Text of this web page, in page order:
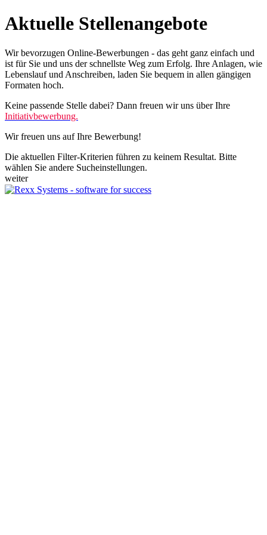
Aktuelle Stellenangebote
Wir bevorzugen Online-Bewerbungen - das geht ganz einfach und
ist für Sie und uns der schnellste Weg zum Erfolg. Ihre Anlagen, wie
Lebenslauf und Anschreiben, laden Sie bequem in allen gängigen
Formaten hoch.
Keine passende Stelle dabei? Dann freuen wir uns über Ihre
Initiativbewerbung.
Wir freuen uns auf Ihre Bewerbung!
Die aktuellen Filter-Kriterien führen zu keinem Resultat. Bitte
wählen Sie andere Sucheinstellungen.
weiter